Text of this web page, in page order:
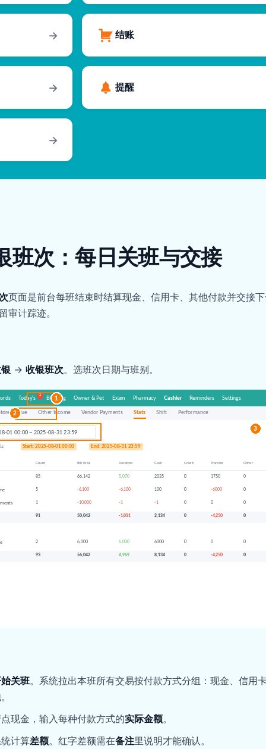
→ 结账
→ 提醒
→
班次：每日关班与交接
页面是前台每班结束时结算现金、信用卡、其他付款并交接
审计踪迹。
→ 收银班次。选班次日期与班别。
关班。系统拉出本班所有交易按付款方式分组：现金、信用
现金，输入每种付款方式的实际金额。
计算差额。红字差额需在备注里说明才能确认。